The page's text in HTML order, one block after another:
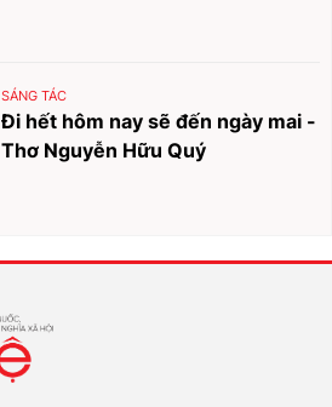
SÁNG TÁC
Đi hết hôm nay sẽ đến ngày mai -
Thơ Nguyễn Hữu Quý